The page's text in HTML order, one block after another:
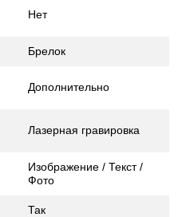
Нет
Брелок
Дополнительно
Лазерная гравировка
Изображение / Текст /
Фото
Так